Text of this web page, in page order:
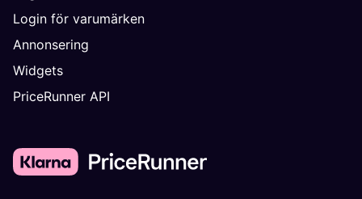
Login för varumärken
Annonsering
Widgets
PriceRunner API